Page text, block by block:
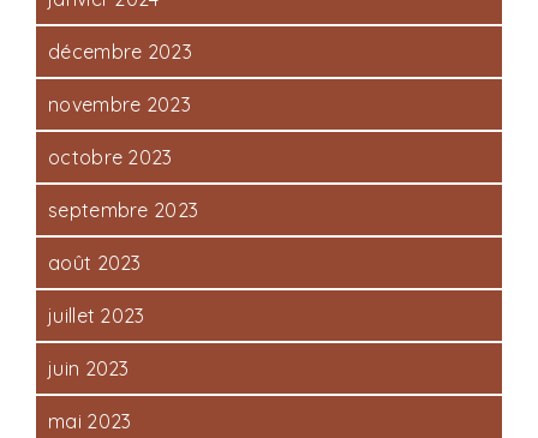
décembre 2023
novembre 2023
octobre 2023
septembre 2023
août 2023
juillet 2023
juin 2023
mai 2023